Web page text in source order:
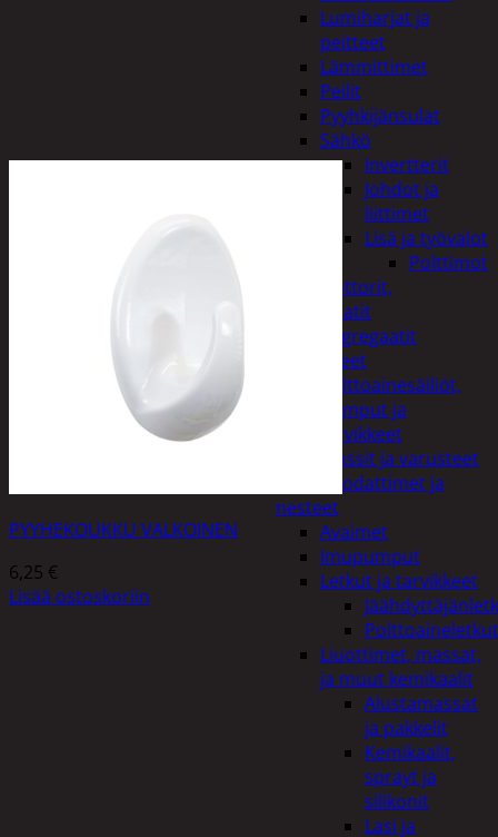
Lumiharjat ja
peitteet
Lämmittimet
Peilit
Pyyhkijänsulat
Sähkö
Invertterit
Johdot ja
liittimet
Lisä ja työvalot
Polttimot
Irtomoottorit,
aggregaatit
Aggregaatit
Lisälaitteet
Polttoainesäiliöt,
pumput ja
tarvikkeet
Vinssit ja varusteet
Öljyt, suodattimet ja
nesteet
Avaimet
Imupumput
Letkut ja tarvikkeet
Polttoaineletkut
Liuottimet, massat,
ja muut kemikaalit
Alustamassat
ja pakkelit
Kemikaalit,
sprayt ja
silikonit
Lasi ja
PYYHEKOUKKU VALKOINEN
6,25 €
Lisää ostoskoriin